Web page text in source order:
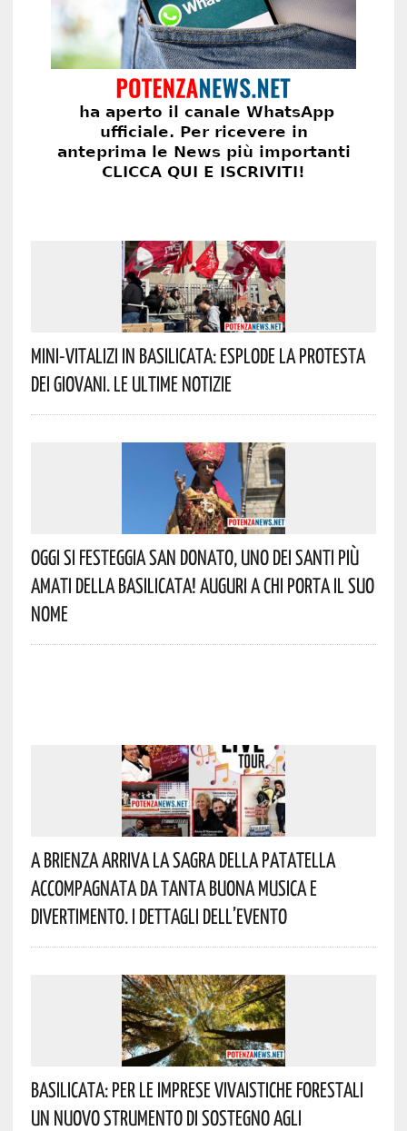
Mini-Vitalizi In Basilicata: Esplode La Protesta
Dei Giovani. Le Ultime Notizie
Oggi Si Festeggia San Donato, Uno Dei Santi Più
Amati Della Basilicata! Auguri A Chi Porta Il Suo
Nome
A Brienza Arriva La Sagra Della Patatella
Accompagnata Da Tanta Buona Musica E
Divertimento. I Dettagli Dell’evento
Basilicata: Per Le Imprese Vivaistiche Forestali
Un Nuovo Strumento Di Sostegno Agli